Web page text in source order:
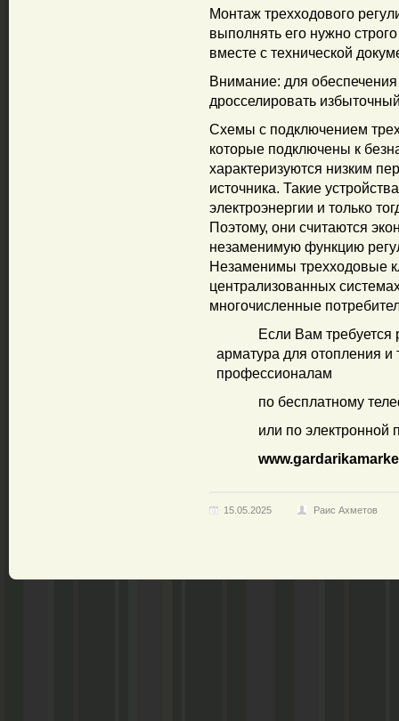
Монтаж трехходового
выполнять его нужно
вместе с технической
Внимание: для
дросселировать
Схемы с подключением
которые подключены к
характеризуются низким
источника. Такие
электроэнергии и только
Поэтому, они считаются
незаменимую функцию
Незаменимы трехходовые
централизованных
многочисленные
Если Вам
арматура для отопления
профессионалам
по бесплатному
или по электронной
15.05.2025 Раис Ахметов